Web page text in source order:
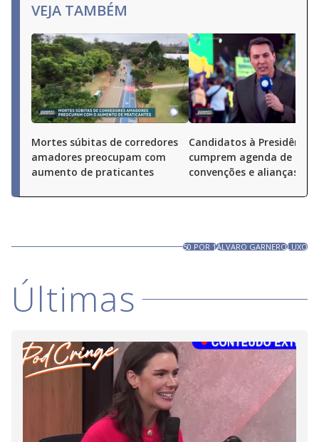
VEJA TAMBÉM
Mortes súbitas de corredores
amadores preocupam com
aumento de praticantes
Candidatos à Presidência
cumprem agenda de
convenções e alianças
50 POR 1ÁLVARO GARNEROLUXO
Últimas